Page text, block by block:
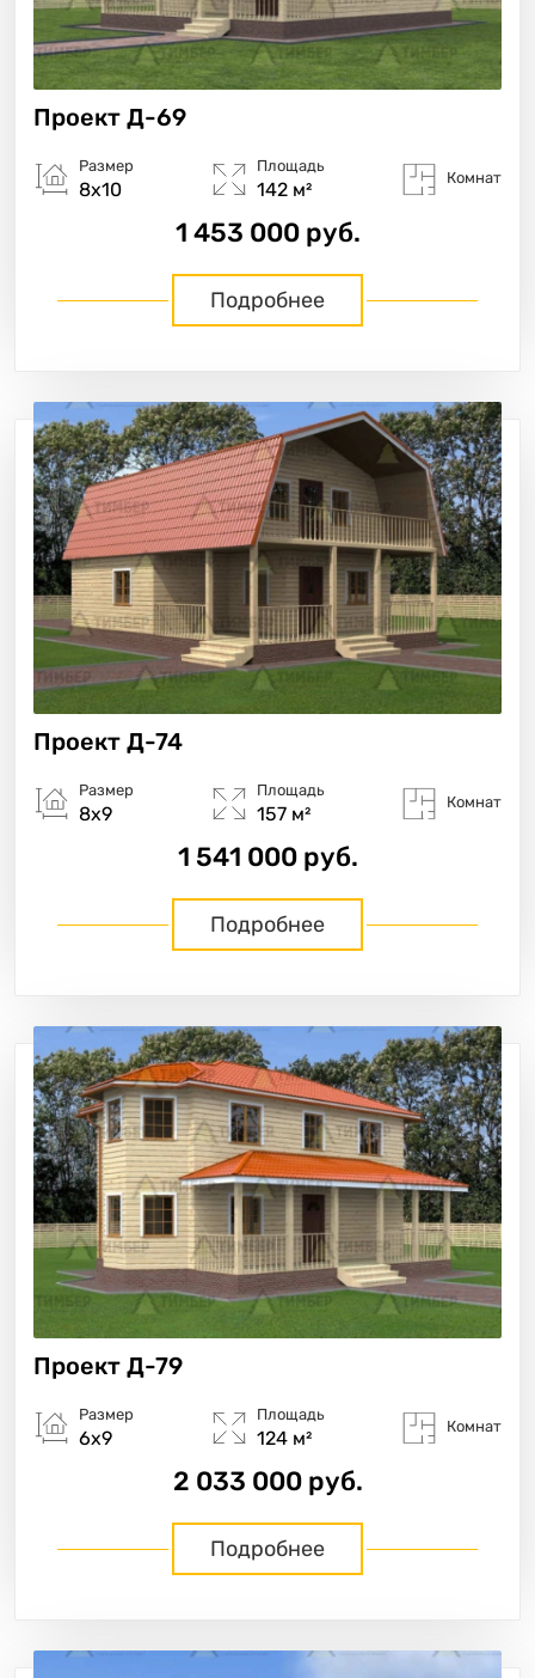
Проект Д-69
Размер
8х10
Площадь
142 м²
Комнат
1 453 000 руб.
Подробнее
Проект Д-74
Размер
8х9
Площадь
157 м²
Комнат
1 541 000 руб.
Подробнее
Проект Д-79
Размер
6х9
Площадь
124 м²
Комнат
2 033 000 руб.
Подробнее